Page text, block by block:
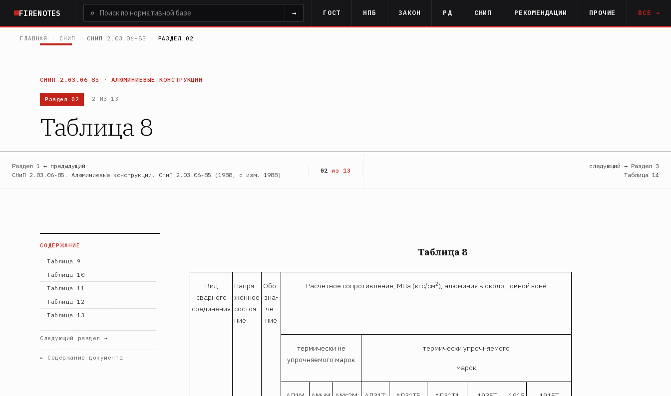
основному
содержанию
FIRENOTES ⌕ → ГОСТ НПБ ЗАКОН РД СНИП РЕКОМЕНДАЦИИ ПРОЧИЕ ВСЕ →
ГЛАВНАЯ СНИП СНИП 2.03.06-85 РАЗДЕЛ 02
СНИП 2.03.06-85 · АЛЮМИНИЕВЫЕ КОНСТРУКЦИИ
Раздел 02 2 ИЗ 13
Таблица 8
Раздел 1 ← предыдущий
СНиП 2.03.06-85. Алюминиевые конструкции. СНиП 2.03.06-85 (1988, с изм. 1988)
02 из 13
следующий → Раздел 3
Таблица 14
СОДЕРЖАНИЕ
Таблица 9
Таблица 10
Таблица 11
Таблица 12
Таблица 13
Следующий раздел →
← Содержание документа
Таблица 8
Вид
сварного
соединения
Напря­
женное
состо­­я­­­­
ние
Обо­
зна­
че­
ние
Расчетное сопротивление, МПа (кгс/см2), алюминия в околошовной зоне
термически не
упрочняемого марок
термически упрочняемого
марок